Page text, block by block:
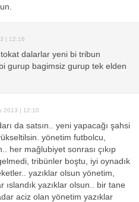
| 12:16
dalarlar yeni bi tribun
gurup bagimsiz gurup tek elden
2013 | 12:10
da satsın.. yeni yapacağı şahsi
yönetim futbolcu,
her mağlubiyet sonrası çıkıp
tribünler boştu, iyi oynadık
yazıklar olsun yönetim,
yazıklar olsun.. bir tane
aciz olan yönetim yazıklar